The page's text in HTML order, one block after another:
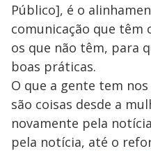
Público], é o
comunicação que têm
os que não têm, para
boas práticas.
O que a gente tem
são coisas desde a
novamente pela
pela notícia, até o